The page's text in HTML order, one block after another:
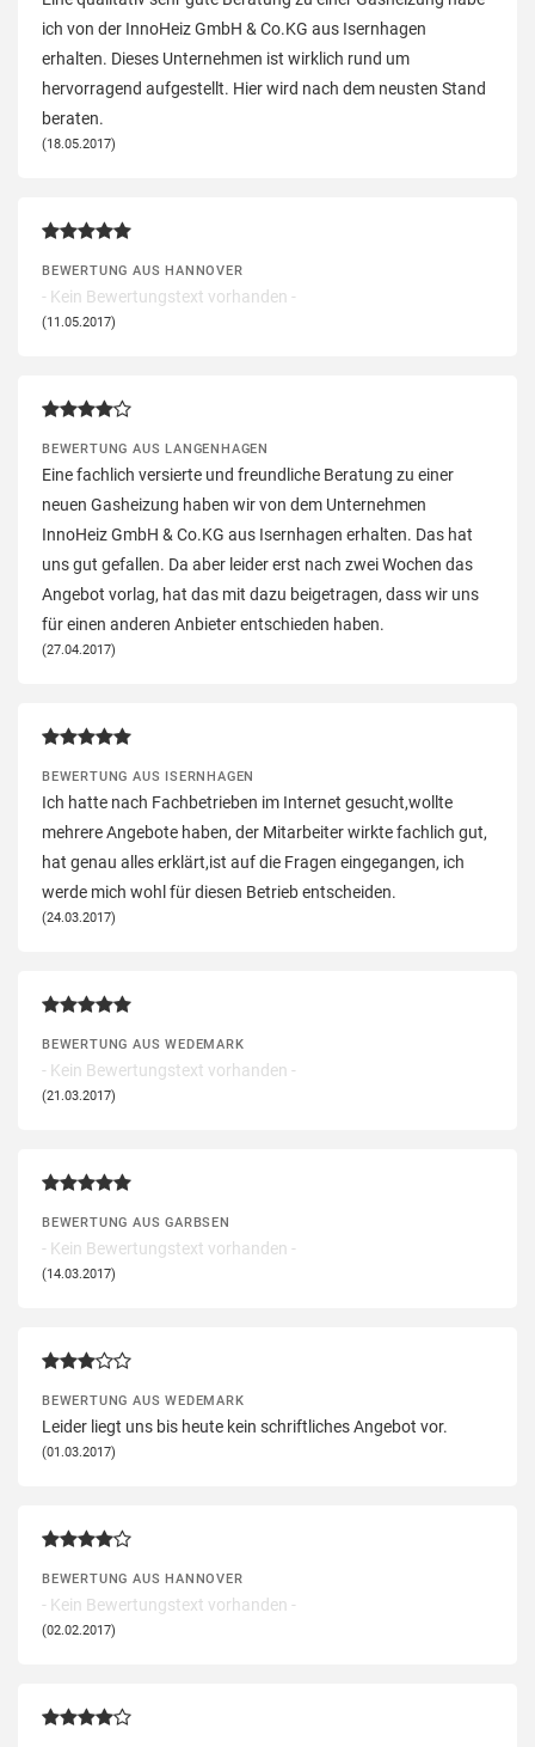
ich von der InnoHeiz GmbH & Co.KG aus Isernhagen
erhalten. Dieses Unternehmen ist wirklich rund um
hervorragend aufgestellt. Hier wird nach dem neusten Stand
beraten.
(18.05.2017)
BEWERTUNG AUS HANNOVER
- Kein Bewertungstext vorhanden -
(11.05.2017)
BEWERTUNG AUS LANGENHAGEN
Eine fachlich versierte und freundliche Beratung zu einer
neuen Gasheizung haben wir von dem Unternehmen
InnoHeiz GmbH & Co.KG aus Isernhagen erhalten. Das hat
uns gut gefallen. Da aber leider erst nach zwei Wochen das
Angebot vorlag, hat das mit dazu beigetragen, dass wir uns
für einen anderen Anbieter entschieden haben.
(27.04.2017)
BEWERTUNG AUS ISERNHAGEN
Ich hatte nach Fachbetrieben im Internet gesucht,wollte
mehrere Angebote haben, der Mitarbeiter wirkte fachlich gut,
hat genau alles erklärt,ist auf die Fragen eingegangen, ich
werde mich wohl für diesen Betrieb entscheiden.
(24.03.2017)
BEWERTUNG AUS WEDEMARK
- Kein Bewertungstext vorhanden -
(21.03.2017)
BEWERTUNG AUS GARBSEN
- Kein Bewertungstext vorhanden -
(14.03.2017)
BEWERTUNG AUS WEDEMARK
Leider liegt uns bis heute kein schriftliches Angebot vor.
(01.03.2017)
BEWERTUNG AUS HANNOVER
- Kein Bewertungstext vorhanden -
(02.02.2017)